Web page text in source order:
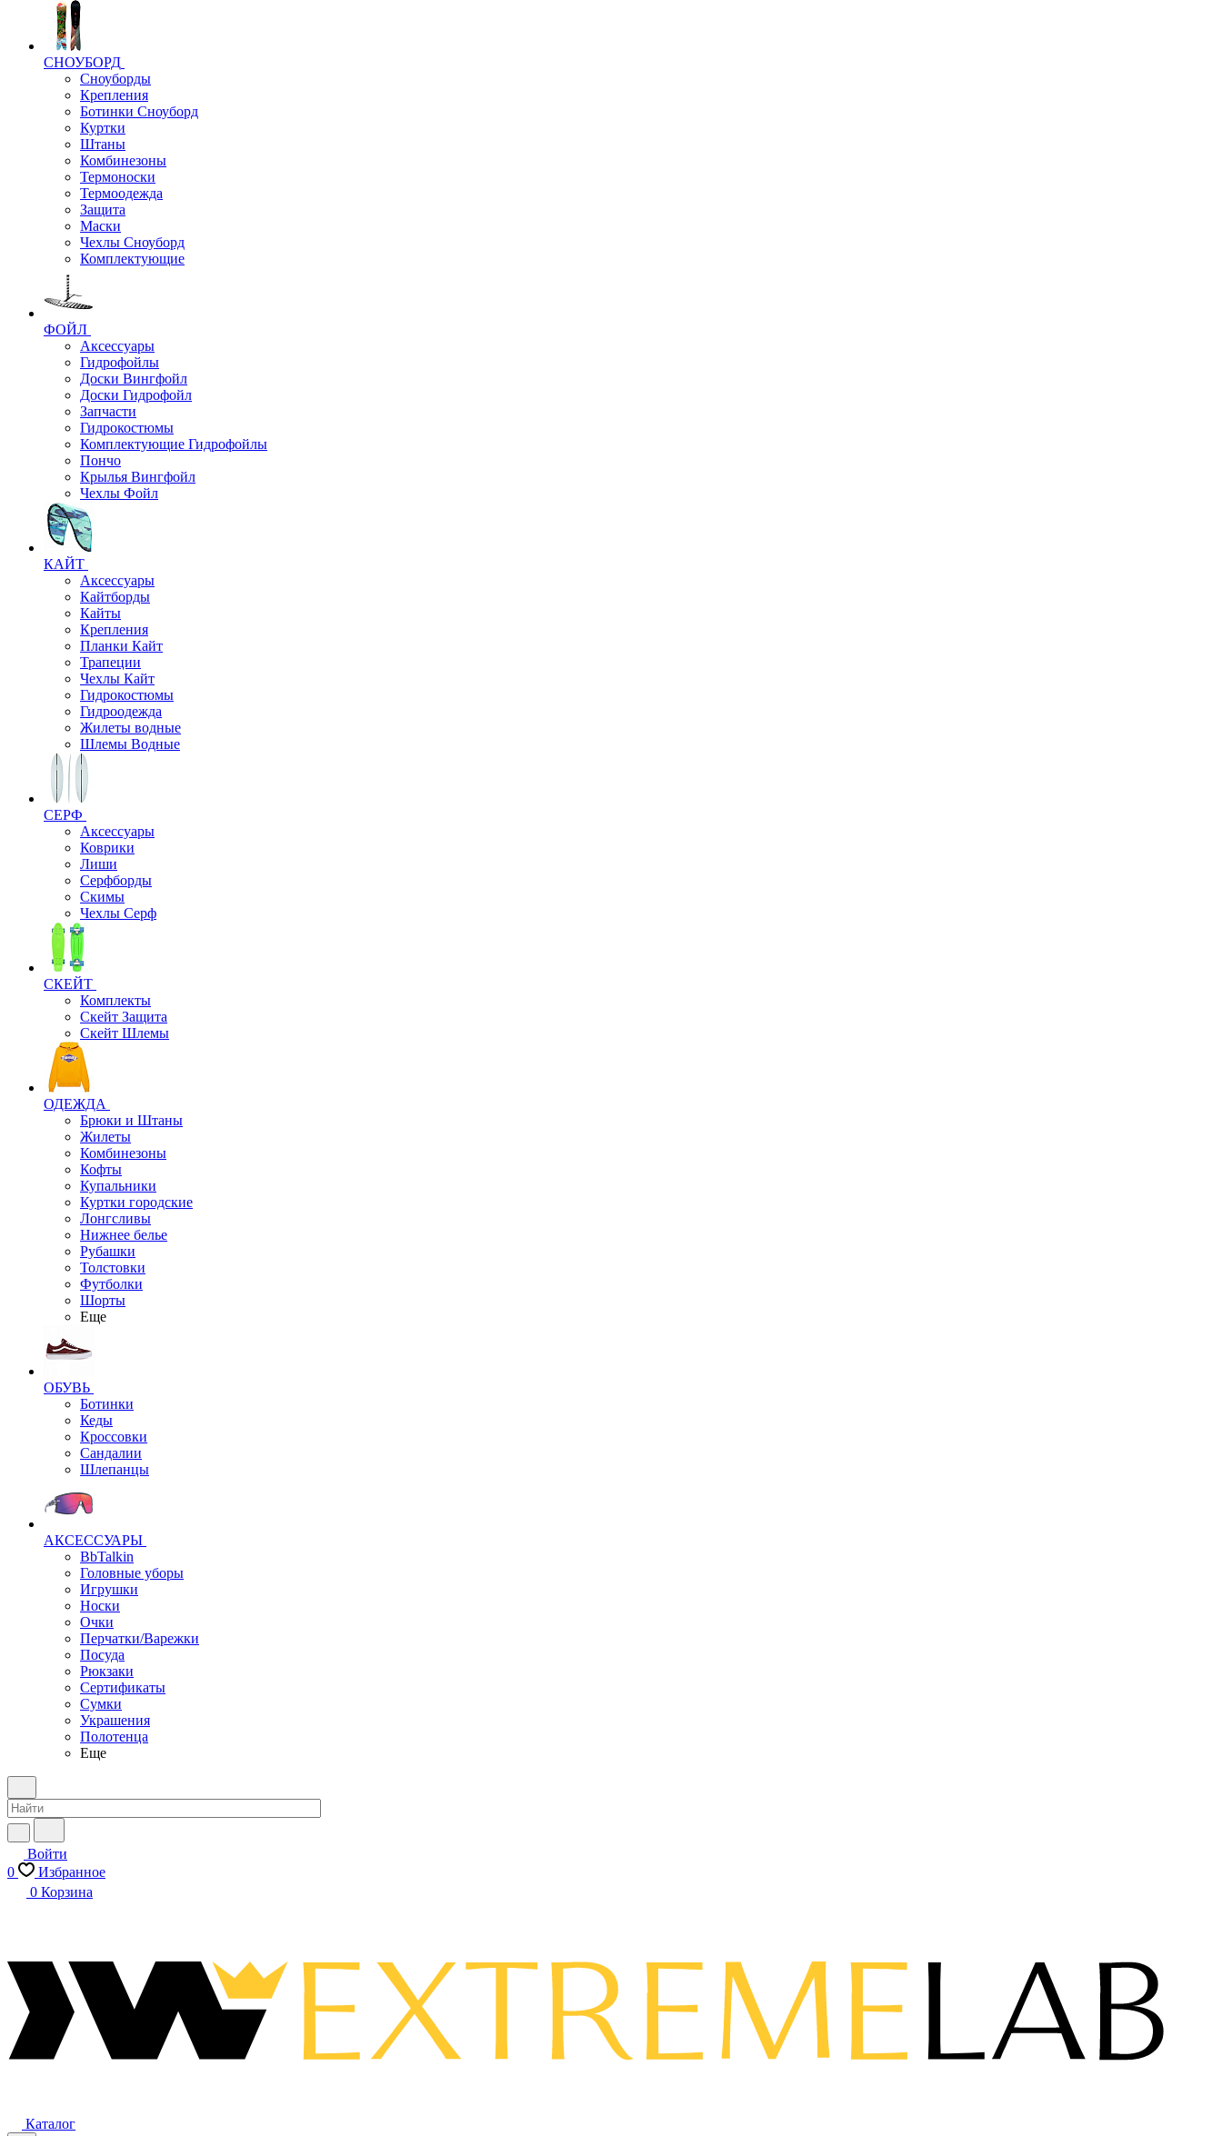
СНОУБОРД
Сноуборды
Крепления
Ботинки Сноуборд
Куртки
Штаны
Комбинезоны
Термоноски
Термоодежда
Защита
Маски
Чехлы Сноуборд
Комплектующие
ФОЙЛ
Аксессуары
Гидрофойлы
Доски Вингфойл
Доски Гидрофойл
Запчасти
Гидрокостюмы
Комплектующие Гидрофойлы
Пончо
Крылья Вингфойл
Чехлы Фойл
КАЙТ
Аксессуары
Кайтборды
Кайты
Крепления
Планки Кайт
Трапеции
Чехлы Кайт
Гидрокостюмы
Гидроодежда
Жилеты водные
Шлемы Водные
СЕРФ
Аксессуары
Коврики
Лиши
Серфборды
Скимы
Чехлы Cерф
СКЕЙТ
Комплекты
Скейт Защита
Скейт Шлемы
ОДЕЖДА
Брюки и Штаны
Жилеты
Комбинезоны
Кофты
Купальники
Куртки городские
Лонгсливы
Нижнее белье
Рубашки
Толстовки
Футболки
Шорты
Еще
ОБУВЬ
Ботинки
Кеды
Кроссовки
Сандалии
Шлепанцы
АКСЕССУАРЫ
BbTalkin
Головные уборы
Игрушки
Носки
Очки
Перчатки/Варежки
Посуда
Рюкзаки
Сертификаты
Сумки
Украшения
Полотенца
Еще
Войти
0
Избранное
0 Корзина
Каталог